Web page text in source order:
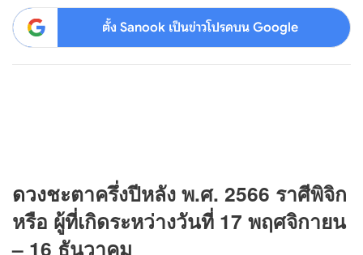
ตั้ง Sanook เป็นข่าวโปรดบน Google
ดวงชะตาครึ่งปีหลัง พ.ศ. 2566 ราศีพิจิก
หรือ ผู้ที่เกิดระหว่างวันที่ 17 พฤศจิกายน
– 16 ธันวาคม